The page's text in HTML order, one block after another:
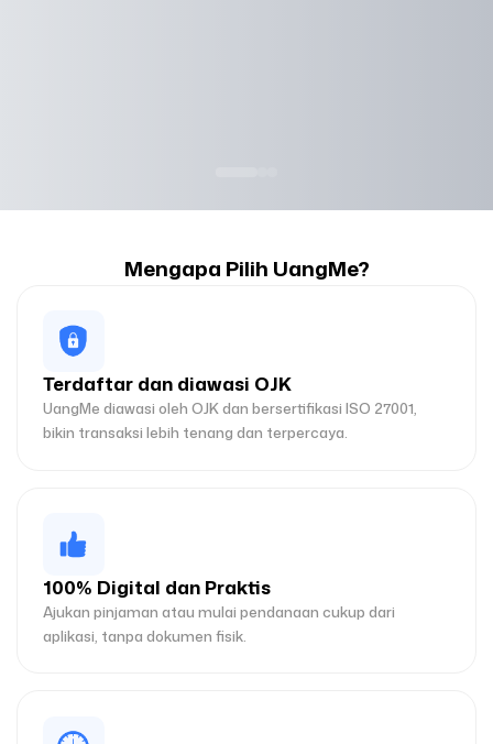
Mengapa Pilih UangMe?
Terdaftar dan diawasi OJK
UangMe diawasi oleh OJK dan bersertifikasi ISO 27001,
bikin transaksi lebih tenang dan terpercaya.
100% Digital dan Praktis
Ajukan pinjaman atau mulai pendanaan cukup dari
aplikasi, tanpa dokumen fisik.